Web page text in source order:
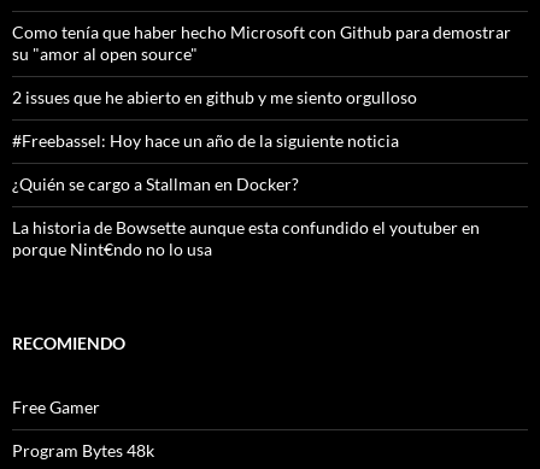
Como tenía que haber hecho Microsoft con Github para demostrar
su "amor al open source"
2 issues que he abierto en github y me siento orgulloso
#Freebassel: Hoy hace un año de la siguiente noticia
¿Quién se cargo a Stallman en Docker?
La historia de Bowsette aunque esta confundido el youtuber en
porque Nint€ndo no lo usa
RECOMIENDO
Free Gamer
Program Bytes 48k